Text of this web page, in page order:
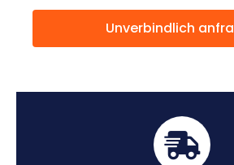
Unverbindlich